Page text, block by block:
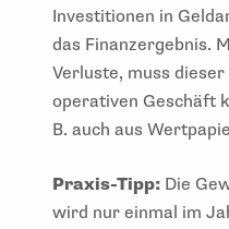
Investitionen in
das Finanzergebnis.
Verluste, muss
operativen Geschäft
B. auch aus
Praxis-Tipp: Die
wird nur einmal im